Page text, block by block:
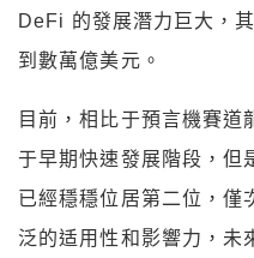
DeFi 的發展潛力巨大，
到數萬億美元。
目前，相比于預言機賽
于早期快速發展階段，但
已經穩穩位居第二位，
泛的适用性和影響力，未